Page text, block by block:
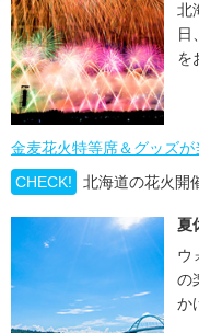
北
日
を
金麦花火特等席＆グッズが
CHECK!
北海道の花火開
夏
ウ
の
か